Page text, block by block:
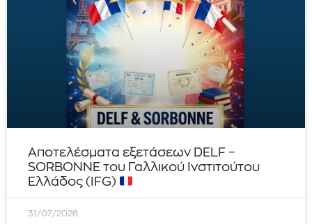
Αποτελέσματα εξετάσεων DELF –
SORBONNE του Γαλλικού Ινστιτούτου
Ελλάδος (IFG)
31/07/2026